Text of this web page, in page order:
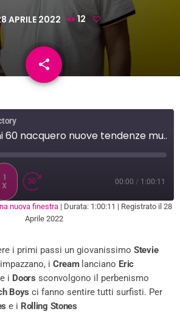
APRILE 2022 12
share
email
Negli anni 60 nacquero nuove tendenze musicali
1
X
00:00 / 1:00:11
nuova finestra | Durata: 1:00:11 | Registrato il 28
Aprile 2022
i primi passi un giovanissimo Stevie
impazzano, i Creamlanciano Eric
i Doors sconvolgono il perbenismo
Boys ci fanno sentire tutti surfisti. Per
e i Rolling Stones